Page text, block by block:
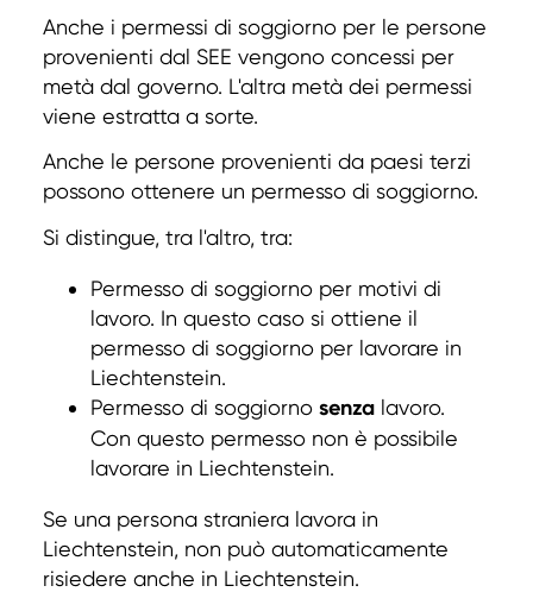
Anche i permessi di soggiorno per le persone
provenienti dal SEE vengono concessi per
metà dal governo. L'altra metà dei permessi
viene estratta a sorte.
Anche le persone provenienti da paesi terzi
possono ottenere un permesso di soggiorno.
Si distingue, tra l'altro, tra:
Permesso di soggiorno per motivi di
lavoro. In questo caso si ottiene il
permesso di soggiorno per lavorare in
Liechtenstein.
Permesso di soggiorno senza lavoro.
Con questo permesso non è possibile
lavorare in Liechtenstein.
Se una persona straniera lavora in
Liechtenstein, non può automaticamente
risiedere anche in Liechtenstein.